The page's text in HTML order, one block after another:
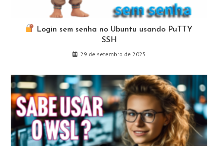
Login sem senha no Ubuntu usando PuTTY
SSH
29 de setembro de 2025